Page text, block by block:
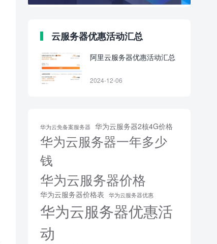
云服务器优惠活动汇总
阿里云服务器优惠活动汇总
2024-12-06
华为云免备案服务器 华为云服务器2核4G价格
华为云服务器一年多少
钱
华为云服务器价格
华为云服务器价格表 华为云服务器优惠
华为云服务器优惠活
动